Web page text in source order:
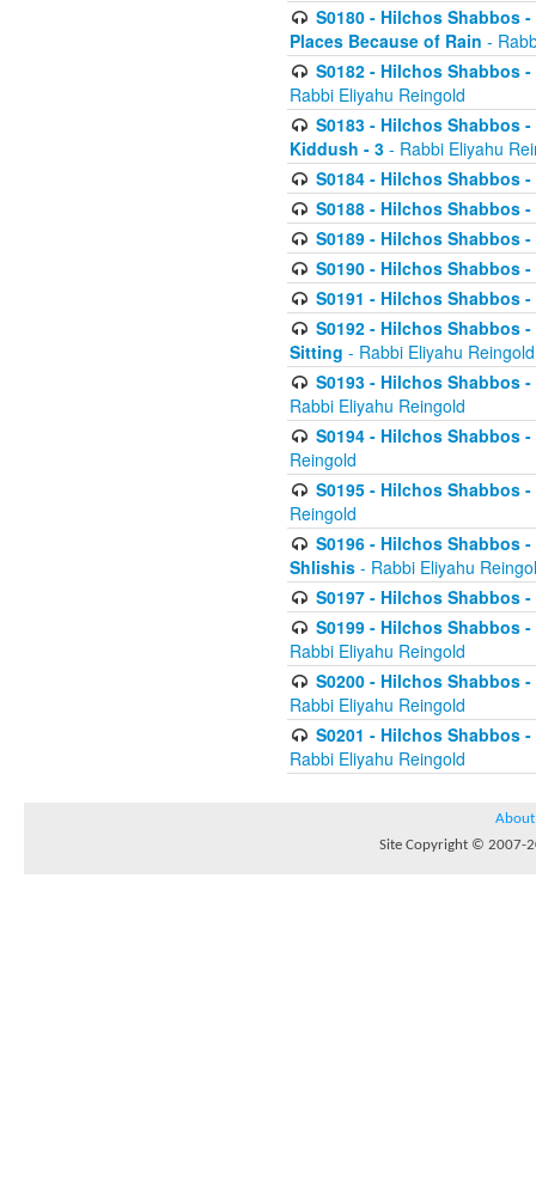
S0180 - Hilchos Shabbos
Places Because of Rain -
S0182 - Hilchos Shabbos
Rabbi Eliyahu Reingold
S0183 - Hilchos Shabbos
Kiddush - 3 - Rabbi Eliyahu
S0184 - Hilchos Shabbos
S0188 - Hilchos Shabbos
S0189 - Hilchos Shabbos
S0190 - Hilchos Shabbos
S0191 - Hilchos Shabbos
S0192 - Hilchos Shabbos
Sitting - Rabbi Eliyahu Reingold
S0193 - Hilchos Shabbos
Rabbi Eliyahu Reingold
S0194 - Hilchos Shabbos
Reingold
S0195 - Hilchos Shabbos
Reingold
S0196 - Hilchos Shabbos
Shlishis - Rabbi Eliyahu
S0197 - Hilchos Shabbos
S0199 - Hilchos Shabbos
Rabbi Eliyahu Reingold
S0200 - Hilchos Shabbos
Rabbi Eliyahu Reingold
S0201 - Hilchos Shabbos
Rabbi Eliyahu Reingold
About
Site Copyright © 2007-